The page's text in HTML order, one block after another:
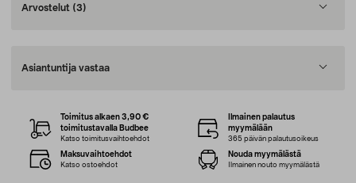
Arvostelut (3)
Asiantuntija vastaa
Toimitus alkaen 3,90 €
toimitustavalla Budbee
Katso toimitusvaihtoehdot
Ilmainen palautus
myymälään
365 päivän palautusoikeus
Maksuvaihtoehdot
Katso ostoehdot
Nouda myymälästä
Ilmainen nouto myymälästä